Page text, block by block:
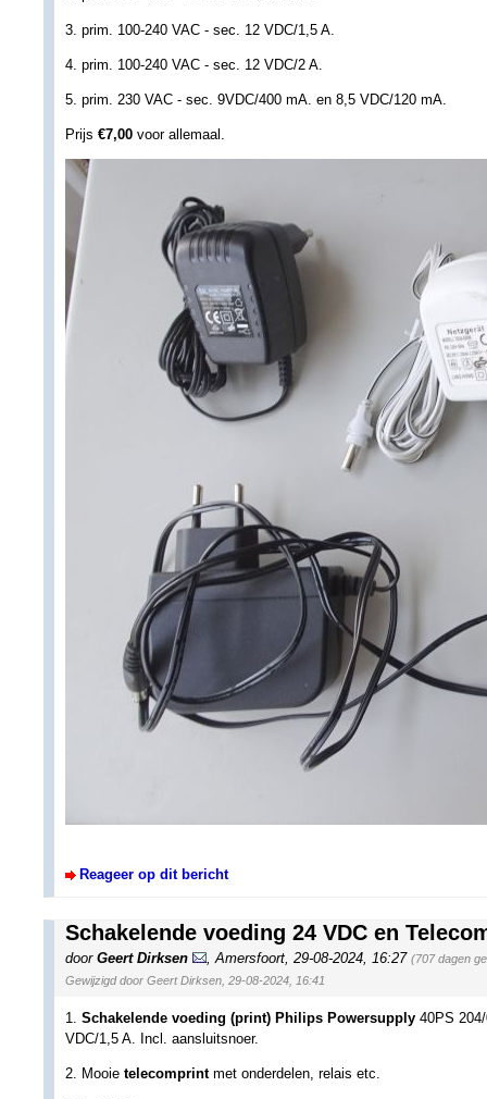
3. prim. 100-240 VAC - sec. 12 VDC/1,5 A.
4. prim. 100-240 VAC - sec. 12 VDC/2 A.
5. prim. 230 VAC - sec. 9VDC/400 mA. en 8,5 VDC/120 mA.
Prijs €7,00 voor allemaal.
Reageer op dit bericht
Schakelende voeding 24 VDC en
door Geert Dirksen ,Amersfoort, 29-08-2024, 16:27 (707 dagen
Gewijzigd door Geert Dirksen, 29-08-2024, 16:41
1. Schakelende voeding (print) Philips Powersupply 40PS
VDC/1,5 A. Incl. aansluitsnoer.
2. Mooie telecomprintmet onderdelen, relais etc.